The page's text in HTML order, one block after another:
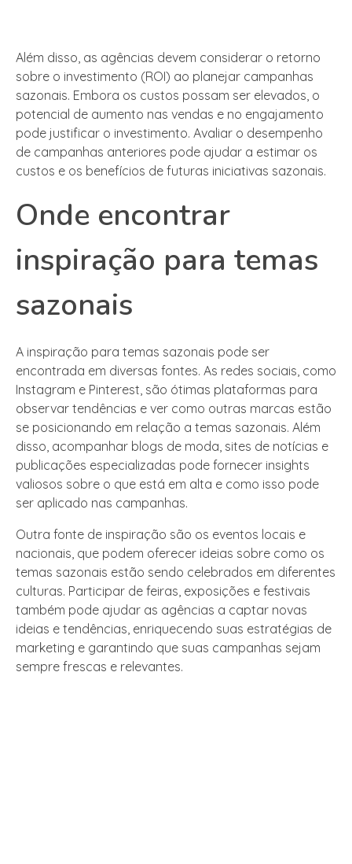
Além disso, as agências devem considerar o retorno
sobre o investimento (ROI) ao planejar campanhas
sazonais. Embora os custos possam ser elevados, o
potencial de aumento nas vendas e no engajamento
pode justificar o investimento. Avaliar o desempenho
de campanhas anteriores pode ajudar a estimar os
custos e os benefícios de futuras iniciativas sazonais.
Onde encontrar
inspiração para temas
sazonais
A inspiração para temas sazonais pode ser
encontrada em diversas fontes. As redes sociais, como
Instagram e Pinterest, são ótimas plataformas para
observar tendências e ver como outras marcas estão
se posicionando em relação a temas sazonais. Além
disso, acompanhar blogs de moda, sites de notícias e
publicações especializadas pode fornecer insights
valiosos sobre o que está em alta e como isso pode
ser aplicado nas campanhas.
Outra fonte de inspiração são os eventos locais e
nacionais, que podem oferecer ideias sobre como os
temas sazonais estão sendo celebrados em diferentes
culturas. Participar de feiras, exposições e festivais
também pode ajudar as agências a captar novas
ideias e tendências, enriquecendo suas estratégias de
marketing e garantindo que suas campanhas sejam
sempre frescas e relevantes.